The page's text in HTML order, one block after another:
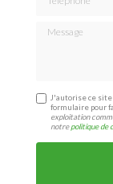
Message
J'autorise ce
formulaire pour
exploitation
notrepolitique de